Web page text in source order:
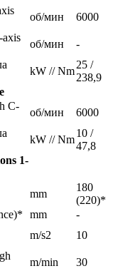
об/мин
6000
axis
об/мин
-
kW // Nm
25 /
238,9
C-
об/мин
6000
kW // Nm
10 /
47,8
1-
mm
180
(220)*
mm
-
m/s2
10
m/min
30